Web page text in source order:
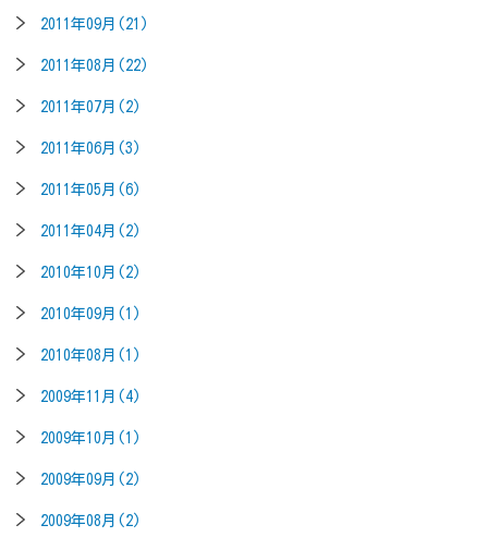
2011年09月(21)
2011年08月(22)
2011年07月(2)
2011年06月(3)
2011年05月(6)
2011年04月(2)
2010年10月(2)
2010年09月(1)
2010年08月(1)
2009年11月(4)
2009年10月(1)
2009年09月(2)
2009年08月(2)